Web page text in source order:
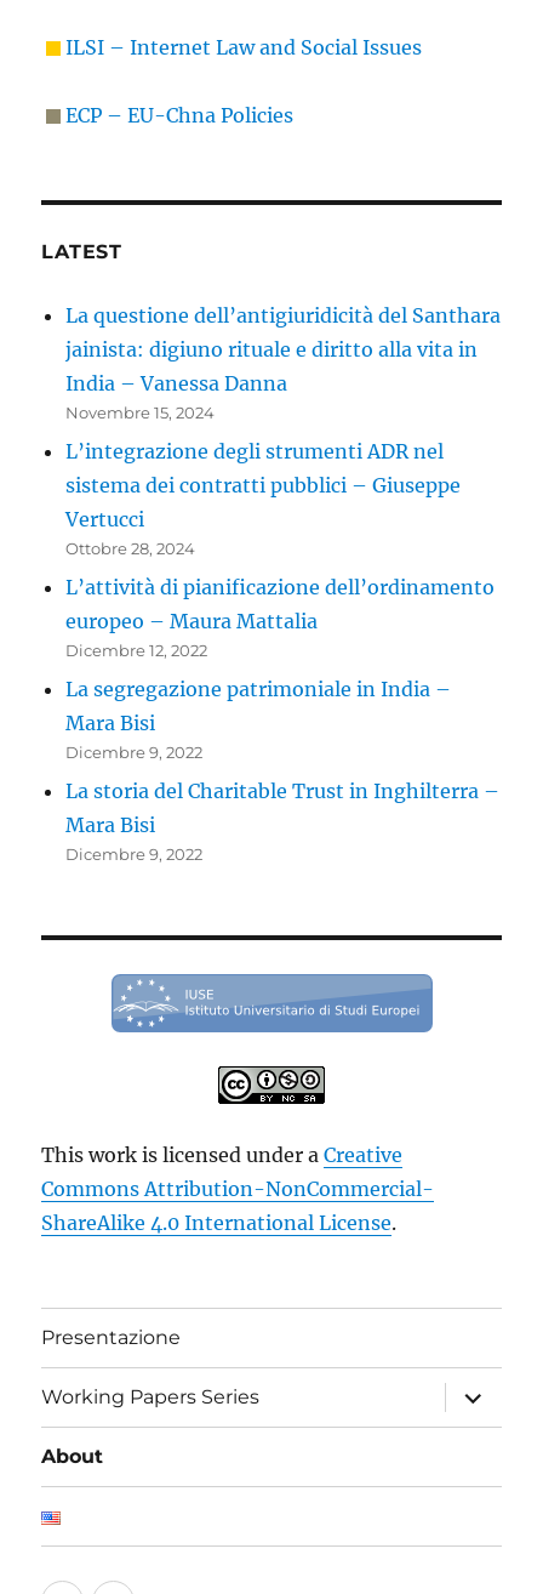
ILSI – Internet Law and Social Issues
ECP – EU-Chna Policies
LATEST
La questione dell’antigiuridicità del Santhara
jainista: digiuno rituale e diritto alla vita in
India – Vanessa Danna
Novembre 15, 2024
L’integrazione degli strumenti ADR nel
sistema dei contratti pubblici – Giuseppe
Vertucci
Ottobre 28, 2024
L’attività di pianificazione dell’ordinamento
europeo – Maura Mattalia
Dicembre 12, 2022
La segregazione patrimoniale in India –
Mara Bisi
Dicembre 9, 2022
La storia del Charitable Trust in Inghilterra –
Mara Bisi
Dicembre 9, 2022
This work is licensed under aCreative
Commons Attribution-NonCommercial-
ShareAlike 4.0 International License.
Presentazione
Working Papers Series
apri
i
menu
About